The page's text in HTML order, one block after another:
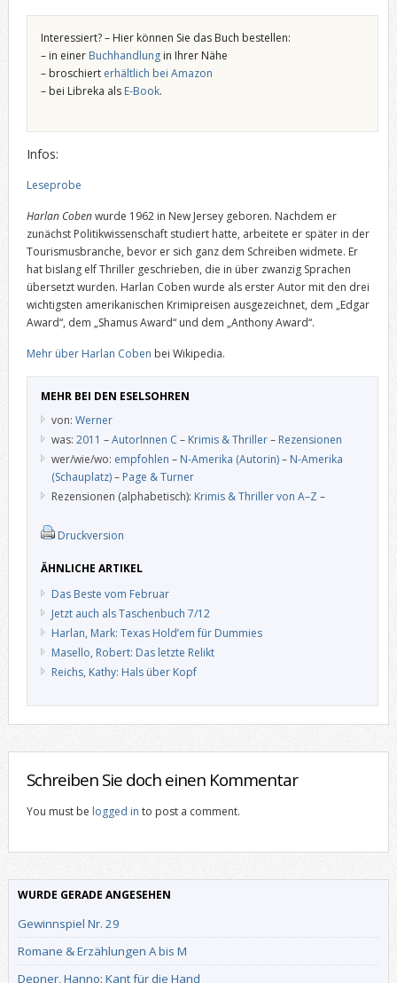
Interessiert? – Hier können Sie das Buch bestellen:
– in einer Buchhandlungin Ihrer Nähe
– broschiert erhältlich bei Amazon
– bei Libreka als E-Book.
Infos:
Leseprobe
Harlan Cobenwurde 1962 in New Jersey geboren. Nachdem er
zunächst Politikwissenschaft studiert hatte, arbeitete er später in der
Tourismusbranche, bevor er sich ganz dem Schreiben widmete. Er
hat bislang elf Thriller geschrieben, die in über zwanzig Sprachen
übersetzt wurden. Harlan Coben wurde als erster Autor mit den drei
wichtigsten amerikanischen Krimipreisen ausgezeichnet, dem „Edgar
Award“, dem „Shamus Award“ und dem „Anthony Award“.
Mehr über Harlan Coben bei Wikipedia.
MEHR BEI DEN ESELSOHREN
von: Werner
was: 2011 –AutorInnen C – Krimis & Thriller– Rezensionen
wer/wie/wo: empfohlen – N-Amerika (Autorin)– N-Amerika
(Schauplatz)– Page & Turner
Rezensionen (alphabetisch): Krimis & Thriller von A–Z –
Druckversion
ÄHNLICHE ARTIKEL
Das Beste vom Februar
Jetzt auch als Taschenbuch 7/12
Harlan, Mark: Texas Hold’em für Dummies
Masello, Robert: Das letzte Relikt
Reichs, Kathy: Hals über Kopf
Schreiben Sie doch einen Kommentar
You must be logged in to post a comment.
WURDE GERADE ANGESEHEN
Gewinnspiel Nr. 29
Romane & Erzählungen A bis M
Depner, Hanno: Kant für die Hand